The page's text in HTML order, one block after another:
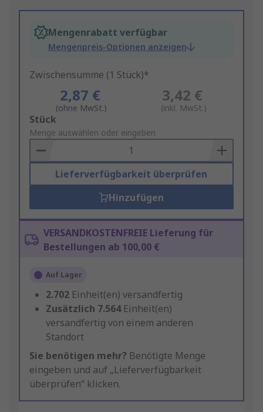
Mengenrabatt verfügbar
Mengenpreis-Optionen anzeigen
Zwischensumme (1 Stück)*
2,87 €
(ohne MwSt.)
3,42 €
(inkl. MwSt.)
Add
to
Basket
Stück
Menge auswählen oder eingeben
Lieferverfügbarkeit überprüfen
Hinzufügen
VERSANDKOSTENFREIE Lieferung für
Bestellungen ab 100,00 €
Auf Lager
2.702 Einheit(en) versandfertig
Zusätzlich 7.564 Einheit(en)
versandfertig von einem anderen
Standort
Sie benötigen mehr? Benötigte Menge
eingeben und auf „Lieferverfügbarkeit
überprüfen“ klicken.